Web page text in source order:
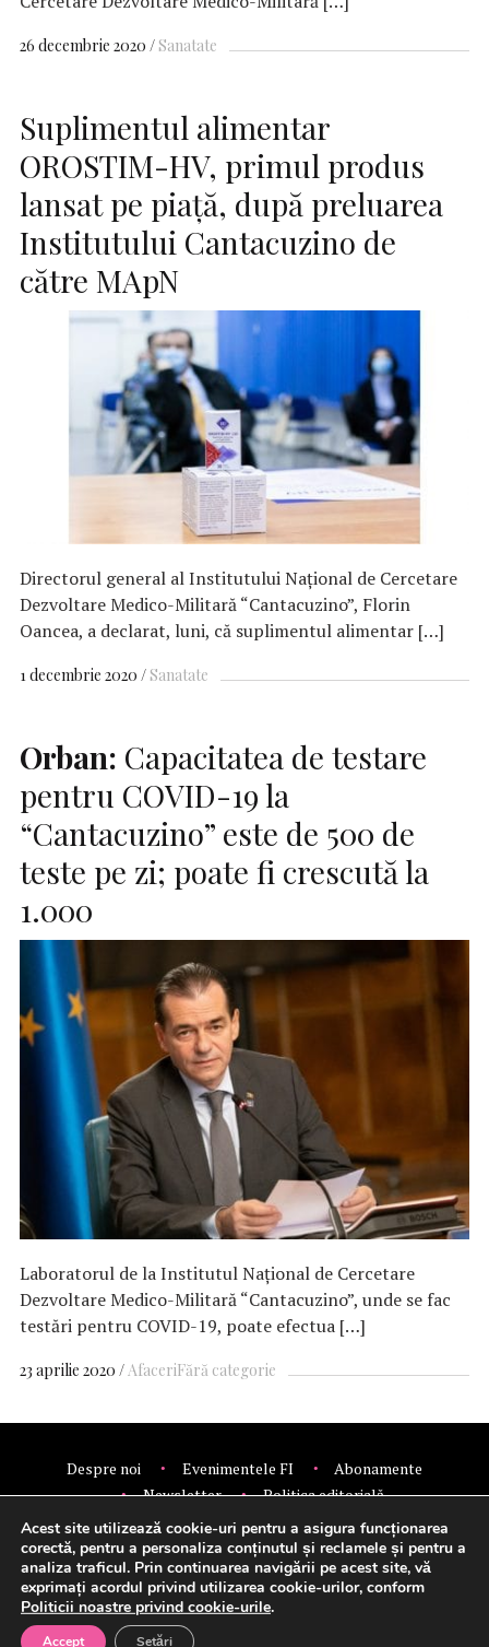
26 decembrie 2020 Sanatate
Suplimentul alimentar
OROSTIM-HV, primul produs
lansat pe piaţă, după preluarea
Institutului Cantacuzino de
către MApN
Directorul general al Institutului Naţional de Cercetare
Dezvoltare Medico-Militară “Cantacuzino”, Florin
Oancea, a declarat, luni, că suplimentul alimentar […]
1 decembrie 2020 Sanatate
Orban: Capacitatea de testare
pentru COVID-19 la
“Cantacuzino” este de 500 de
teste pe zi; poate fi crescută la
1.000
Laboratorul de la Institutul Naţional de Cercetare
Dezvoltare Medico-Militară “Cantacuzino”, unde se fac
testări pentru COVID-19, poate efectua […]
23 aprilie 2020 AfaceriFără categorie
Despre noi Evenimentele FI
Abonamente
Newsletter
Politica editorială
Politica de confidentialitate
Contact
Publicitate
© 2026 Financial Intelligence.
Setări cookie-uri
Acest site utilizează cookie-uri pentru a asigura funcționarea
corectă, pentru a personaliza conținutul și reclamele și pentru a
analiza traficul. Prin continuarea navigării pe acest site, vă
exprimați acordul privind utilizarea cookie-urilor, conform
Politicii noastre privind cookie-urile.
Accept Setări